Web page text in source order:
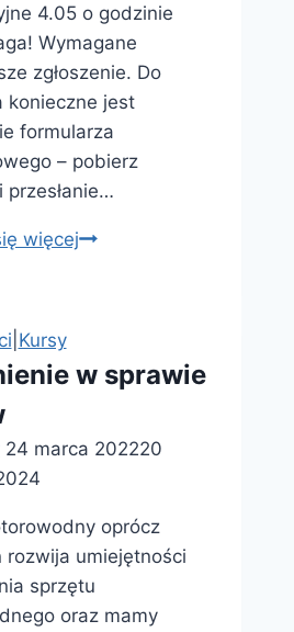
4.05 o godzinie
Wymagane
zgłoszenie. Do
konieczne jest
formularza
– pobierz
przesłanie…
więcejKursy
Wrocław
Kursy
w sprawie
24 marca 202220
oprócz
rozwija umiejętności
sprzętu
oraz mamy